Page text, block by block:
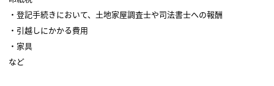
・登記手続きにおいて、土地家屋調査士や司法書士への報酬
・引越しにかかる費用
・家具
など